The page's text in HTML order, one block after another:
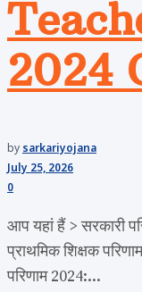
2024
by sarkariyojana
July 25, 2026
0
आप यहां हैं > सरकारी
प्राथमिक शिक्षक
परिणाम 2024:...